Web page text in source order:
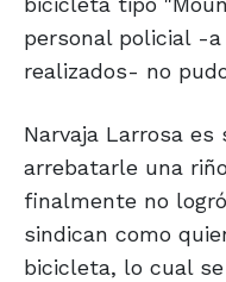
personal policial -
realizados- no
Narvaja Larrosa
arrebatarle una
finalmente no
sindican como
bicicleta, lo cual